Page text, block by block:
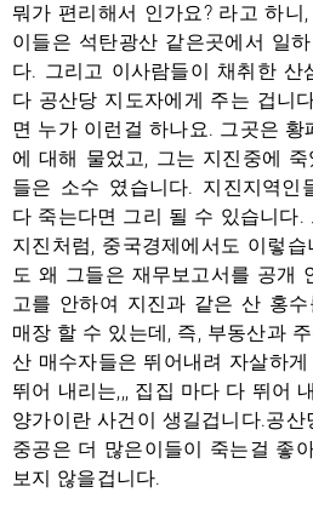
뭐가 편리해서 인가요? 라고 하니
이들은 석탄광산 같은곳에서 일
다. 그리고 이사람들이 채취한 산
다 공산당 지도자에게 주는 겁니
면 누가 이런걸 하나요. 그곳은 황
에 대해 물었고, 그는 지진중에
들은 소수 였습니다. 지진지역인
다 죽는다면 그리 될 수 있습니다.
지진처럼, 중국경제에서도 이렇
도 왜 그들은 재무보고서를 공개
고를 안하여 지진과 같은 산 홍
매장 할 수 있는데, 즉, 부동산과
산 매수자들은 뛰어내려 자살하
뛰어 내리는,,, 집집 마다 다 뛰어
양가이란 사건이 생길겁니다.공
중공은 더 많은이들이 죽는걸 좋
보지 않을겁니다.